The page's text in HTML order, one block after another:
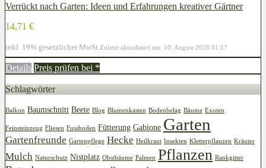
Verrückt nach Garten: Ideen und Erfahrungen kreativer Gärtner
14,71 €
inkl. 19% gesetzlicher MwSt. Zuletzt aktualisiert am: 10. August 2026 01:17
Details Preis prüfen bei *
Schlagwörter
Balkon Baumschnitt Beete Blog Blumenkasten Bodenbelag Bäume Exoten
Feinsteinzeug Fliesen Fussboden Fütterung Gabione Garten
Gartenfreunde Gartenpflege Hecke Heilkraut Insekten Kletterpflanzen Kräuter
Mulch Naturschutz Nistplatz Obstbäume Palmen Pflanzen Rankgitter